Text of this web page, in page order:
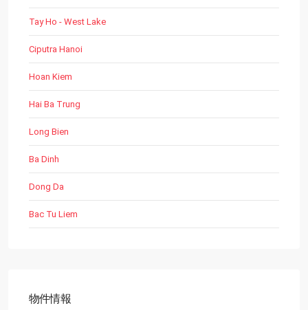
Tay Ho - West Lake
Ciputra Hanoi
Hoan Kiem
Hai Ba Trung
Long Bien
Ba Dinh
Dong Da
Bac Tu Liem
物件情報